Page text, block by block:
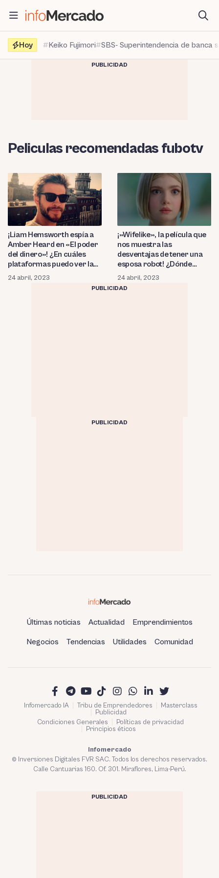
contenido
Hoy
Keiko Fujimori SBS- Superintendencia de banca
PUBLICIDAD
Peliculas recomendadas fubotv
¡Liam Hemsworth espía a
Amber Heard en «El poder
del dinero»! ¿En cuáles
plataformas puedo ver la
película de espionaje?
24 abril, 2023
¡»Wifelike», la película que
nos muestra las
desventajas de tener una
esposa robot! ¿Dónde
puedo verla en streaming?
24 abril, 2023
PUBLICIDAD
PUBLICIDAD
Últimas noticias Actualidad Emprendimientos
Negocios Tendencias Utilidades Comunidad
Infomercado IA Tribu de Emprendedores
Masterclass
Publicidad
Condiciones Generales
Políticas de privacidad
Principios éticos
Infomercado
© Inversiones Digitales FVR SAC. Todos los derechos reservados.
Calle Cantuarias 160. Of. 301. Miraflores, Lima-Perú.
PUBLICIDAD